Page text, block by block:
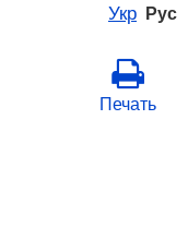
Укр Рус
Печать